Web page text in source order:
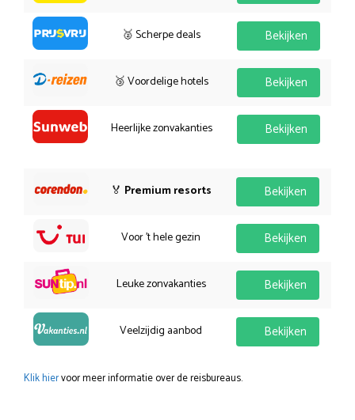
🥈 Scherpe deals Bekijken
🥉 Voordelige hotels Bekijken
Heerlijke zonvakanties Bekijken
🏅 Premium resorts Bekijken
Voor 't hele gezin Bekijken
Leuke zonvakanties Bekijken
Veelzijdig aanbod Bekijken
Klik hiervoor meer informatie over de reisbureaus.